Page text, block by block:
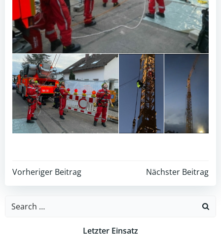
Post
navigation
Vorheriger Beitrag
Post
navigation
Nächster Beitrag
Search
Letzter Einsatz